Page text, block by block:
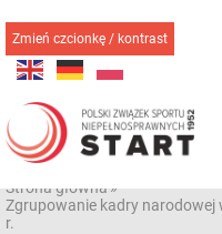
do
treści
Zmień czcionkę / kontrast
Strona główna»
Zgrupowanie kadry narodowej
r.